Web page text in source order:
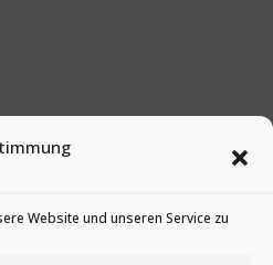
Website und unseren Service zu